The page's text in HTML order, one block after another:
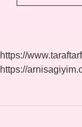
https://
https://